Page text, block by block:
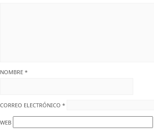
NOMBRE *
CORREO ELECTRÓNICO *
WEB